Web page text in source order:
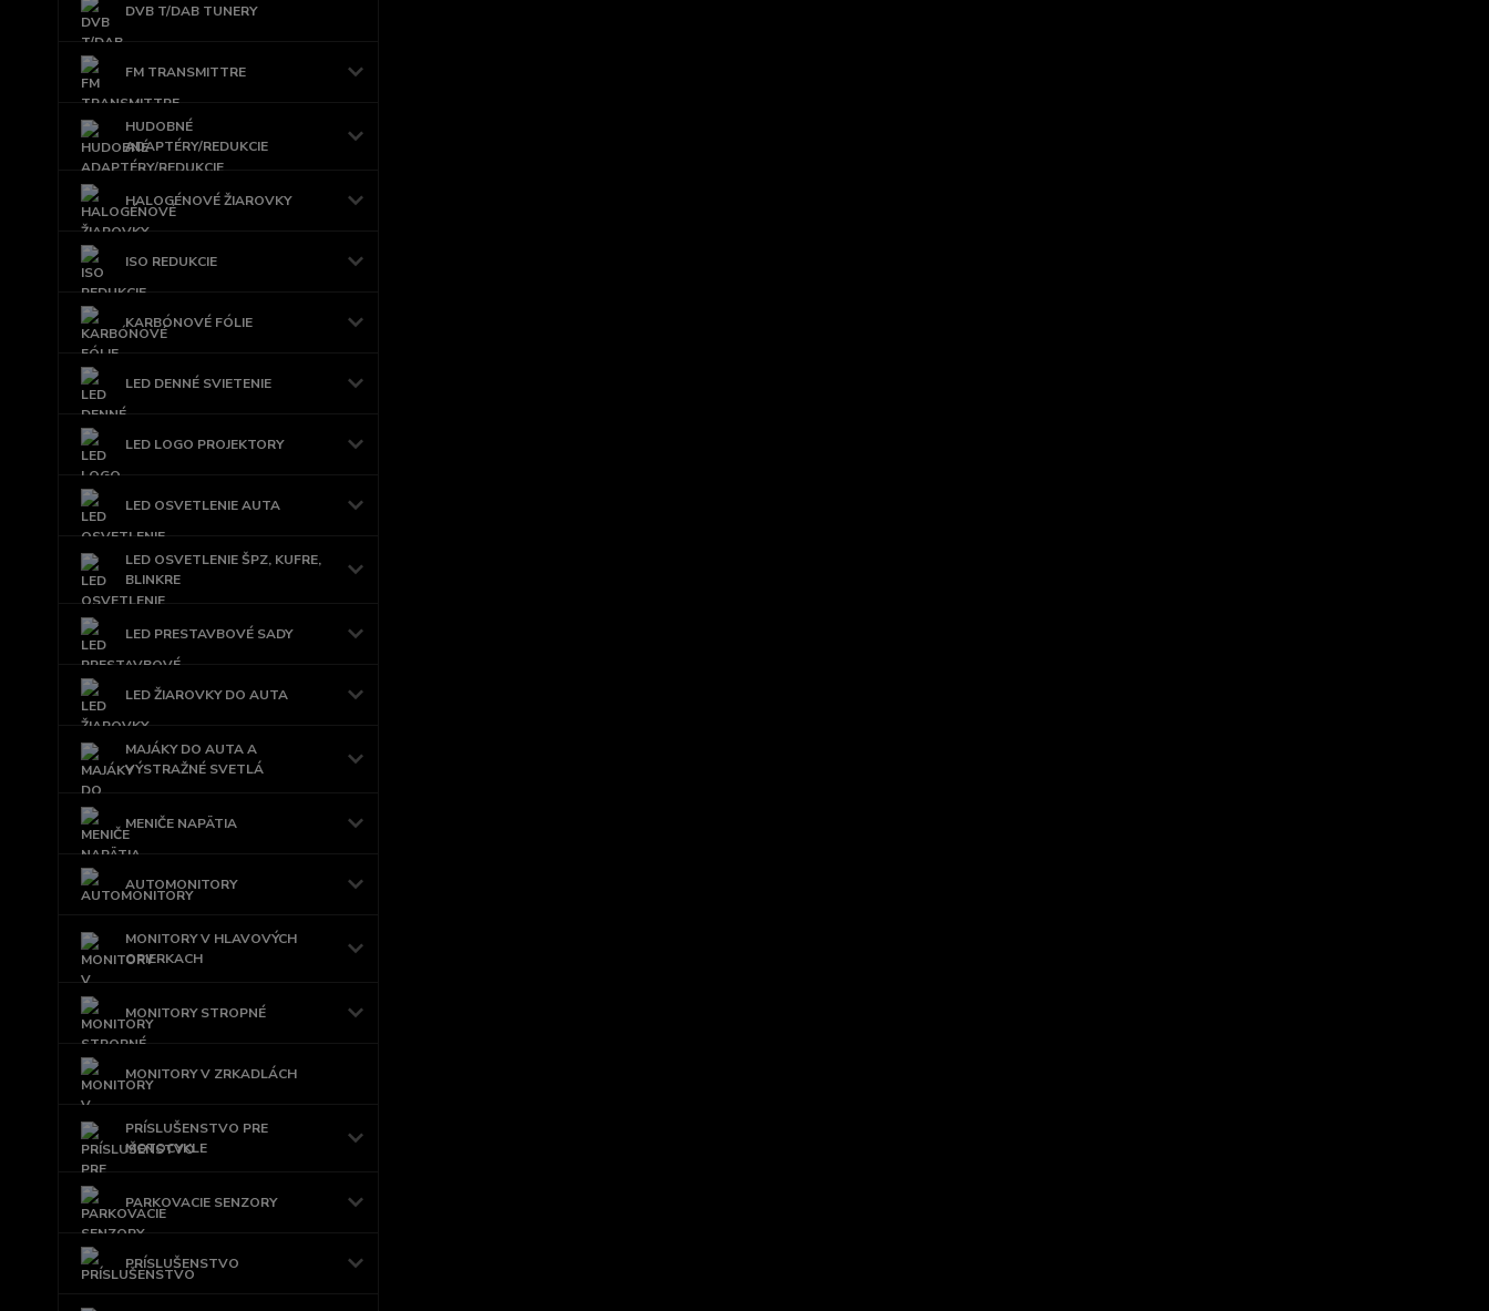
DVB T/DAB TUNERY
FM TRANSMITTRE
HUDOBNÉ
ADAPTÉRY/REDUKCIE
HALOGÉNOVÉ ŽIAROVKY
ISO REDUKCIE
KARBÓNOVÉ FÓLIE
LED DENNÉ SVIETENIE
LED LOGO PROJEKTORY
LED OSVETLENIE AUTA
LED OSVETLENIE ŠPZ, KUFRE,
BLINKRE
LED PRESTAVBOVÉ SADY
LED ŽIAROVKY DO AUTA
MAJÁKY DO AUTA A
VÝSTRAŽNÉ SVETLÁ
MENIČE NAPÄTIA
AUTOMONITORY
MONITORY V HLAVOVÝCH
OPIERKACH
MONITORY STROPNÉ
MONITORY V ZRKADLÁCH
PRÍSLUŠENSTVO PRE
MOTOCYKLE
PARKOVACIE SENZORY
PRÍSLUŠENSTVO